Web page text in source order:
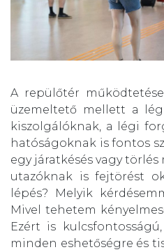
A repülőtér
üzemeltető mellett a
kiszolgálóknak, a légi
hatóságoknak is fontos
egy járatkésés vagy
utazóknak is fejtörést
lépés? Melyik
Mivel tehetem
Ezért is
minden eshetőségre és